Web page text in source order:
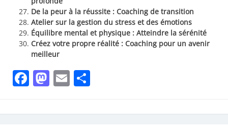
De la peur à la réussite : Coaching de transition
Atelier sur la gestion du stress et des émotions
Équilibre mental et physique : Atteindre la sérénité
Créez votre propre réalité : Coaching pour un avenir
meilleur
Facebook
Mastodon
Email